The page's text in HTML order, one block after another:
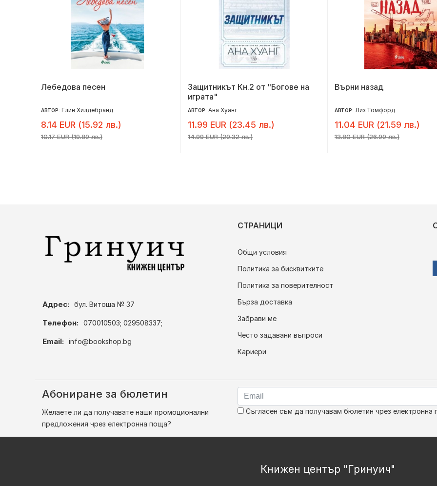
Лебедова песен
АВТОР: Елин Хилдебранд
8.14 EUR (15.92 лв.)
10.17 EUR (19.89 лв.)
Защитникът Кн.2 от "Богове на
играта"
АВТОР: Ана Хуанг
11.99 EUR (23.45 лв.)
14.99 EUR (29.32 лв.)
Върни назад
АВТОР: Лиз Томфорд
11.04 EUR (21.59 лв.)
13.80 EUR (26.99 лв.)
Адрес: бул. Витоша № 37
Телефон: 070010503; 029508337;
Email: info@bookshop.bg
СТРАНИЦИ
Общи условия
Политика за бисквитките
Политика за поверителност
Бърза доставка
Забрави ме
Често задавани въпроси
Кариери
Абониране за бюлетин
Желаете ли да получавате наши промоционални
предложения чрез електронна поща?
Съгласен съм да получавам бюлетин чрез електронна
Книжен център "Гринуич"